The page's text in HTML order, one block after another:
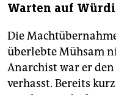
Warten auf
Die
überlebte Mühsam
Anarchist war er
verhasst. Bereits